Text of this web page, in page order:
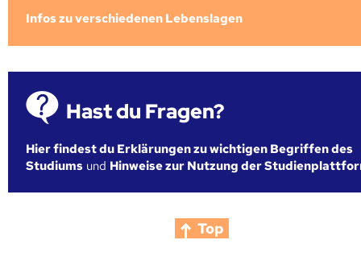
Infos zu verschiedenen Lebenslagen
Hast du Fragen?
Hier findest du Erklärungen zu wichtigen Begriffen des
Studiums und Hinweise zur Nutzung der
Top